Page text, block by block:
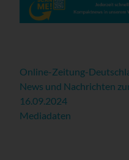
Online-Zeitung-
News und Nachrichten
16.09.2024
Mediadaten